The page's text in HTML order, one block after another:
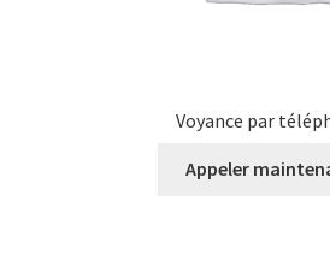
Voyance par
Appeler